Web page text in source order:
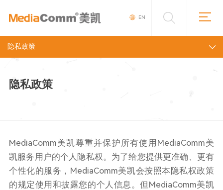
EN
隐私政策
隐私政策
MediaComm美凯尊重并保护所有使用MediaComm美
凯服务用户的个人隐私权。为了给您提供更准确、更有
个性化的服务，MediaComm美凯会按照本隐私权政策
的规定使用和披露您的个人信息。但MediaComm美凯